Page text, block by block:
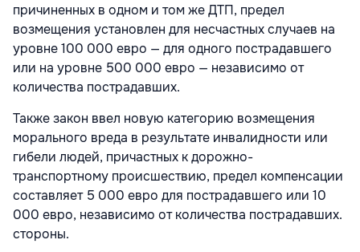
причиненных в одном и том же ДТП, предел
возмещения установлен для несчастных случаев на
уровне 100 000 евро — для одного пострадавшего
или на уровне 500 000 евро — независимо от
количества пострадавших.
Также закон ввел новую категорию возмещения
морального вреда в результате инвалидности или
гибели людей, причастных к дорожно-
транспортному происшествию, предел компенсации
составляет 5 000 евро для пострадавшего или 10
000 евро, независимо от количества пострадавших.
стороны.